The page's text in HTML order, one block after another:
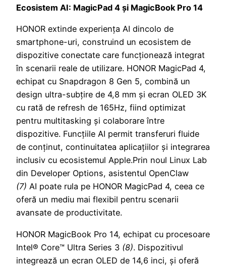
Ecosistem AI: MagicPad 4 și MagicBook Pro 14
HONOR extinde experiența AI dincolo de
smartphone-uri, construind un ecosistem de
dispozitive conectate care funcționează integrat
în scenarii reale de utilizare. HONOR MagicPad 4,
echipat cu Snapdragon 8 Gen 5, combină un
design ultra-subțire de 4,8 mm și ecran OLED 3K
cu rată de refresh de 165Hz, fiind optimizat
pentru multitasking și colaborare între
dispozitive. Funcțiile AI permit transferuri fluide
de conținut, continuitatea aplicațiilor și integrarea
inclusiv cu ecosistemul Apple.Prin noul Linux Lab
din Developer Options, asistentul OpenClaw
(7) AI poate rula pe HONOR MagicPad 4, ceea ce
oferă un mediu mai flexibil pentru scenarii
avansate de productivitate.
HONOR MagicBook Pro 14, echipat cu procesoare
Intel® Core™ Ultra Series 3 (8). Dispozitivul
integrează un ecran OLED de 14,6 inci, și oferă